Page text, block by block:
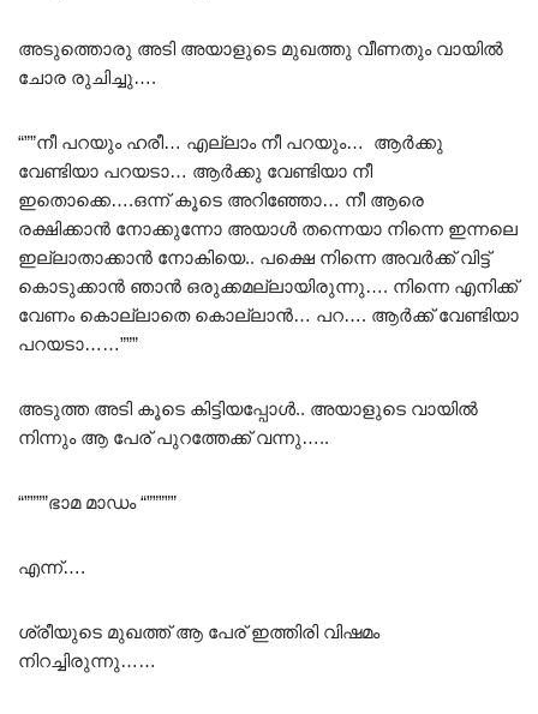
അടുത്തൊരു അടി അയാളുടെ മുഖത്തു വീണതും വായിൽ
ചോര രുചിച്ചു….
“””നീ പറയും ഹരീ… എല്ലാം നീ പറയും… ആർക്കു
വേണ്ടിയാ പറയടാ… ആർക്കു വേണ്ടിയാ നീ
ഇതൊക്കെ….ഒന്ന് കൂടെ അറിഞ്ഞോ… നീ ആരെ
രക്ഷിക്കാൻ നോക്കുന്നോ അയാൾ തന്നെയാ നിന്നെ ഇന്നലെ
ഇല്ലാതാക്കാൻ നോകിയെ.. പക്ഷെ നിന്നെ അവർക്ക് വിട്ട്
കൊടുക്കാൻ ഞാൻ ഒരുക്കമല്ലായിരുന്നു…. നിന്നെ എനിക്ക്
വേണം കൊല്ലാതെ കൊല്ലാൻ… പറ…. ആർക്ക് വേണ്ടിയാ
പറയടാ……”””
അടുത്ത അടി കൂടെ കിട്ടിയപ്പോൾ.. അയാളുടെ വായിൽ
നിന്നും ആ പേര് പുറത്തേക്ക് വന്നു…..
“””””ഭാമ മാഡം “”””””
എന്ന്….
ശ്രീയുടെ മുഖത്ത് ആ പേര് ഇത്തിരി വിഷമം
നിറച്ചിരുന്നു……